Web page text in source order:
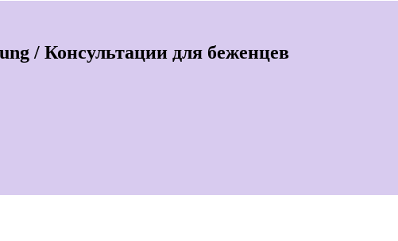
/ Консультации для беженцев